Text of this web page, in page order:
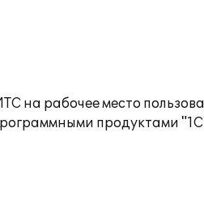
на рабочее место
продуктами